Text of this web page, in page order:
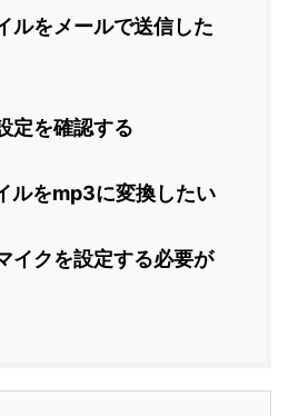
ルをメールで送信した
定を確認する
ルをmp3に変換したい
イクを設定する必要が